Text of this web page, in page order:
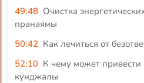
49:48 Очистка
пранаямы
50:42 Как лечиться от
52:10 К чему может
кунджалы